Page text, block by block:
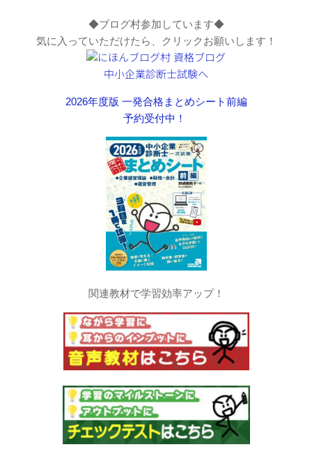
◆ブログ村参加しています◆
気に入っていただけたら、クリックお願いします！
2026年度版 一発合格まとめシート前編
予約受付中！
関連教材で学習効率アップ！